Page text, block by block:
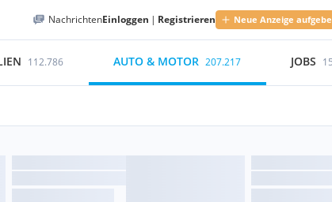
NachrichtenEinloggen | Registrieren Neue Anzeige
112.786 AUTO & MOTOR 207.217 JOBS